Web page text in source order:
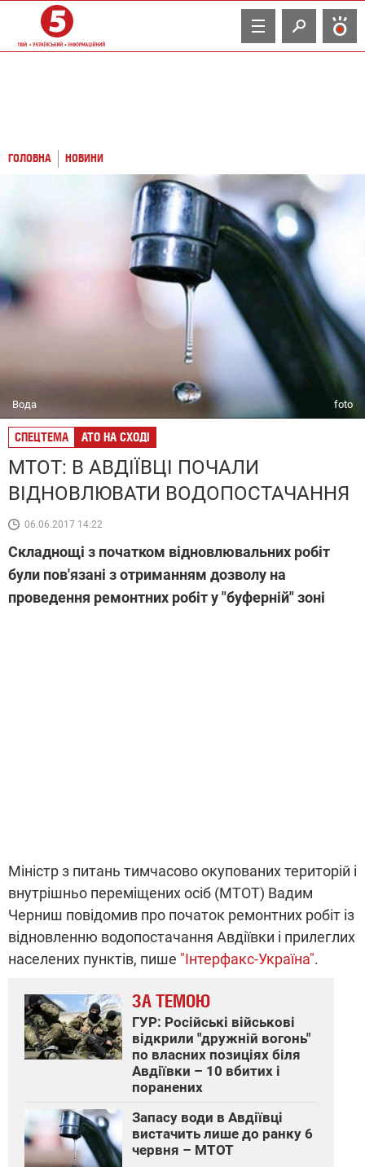
TV
ГОЛОВНА НОВИНИ
Вода foto
СПЕЦТЕМА АТО НА СХОДІ
МТОТ: В АВДІЇВЦІ ПОЧАЛИ
ВІДНОВЛЮВАТИ ВОДОПОСТАЧАННЯ
06.06.2017 14:22
Складнощі з початком відновлювальних робіт
були пов'язані з отриманням дозволу на
проведення ремонтних робіт у "буферній" зоні
Міністр з питань тимчасово окупованих територій і
внутрішньо переміщених осіб (МТОТ) Вадим
Черниш повідомив про початок ремонтних робіт із
відновленню водопостачання Авдіївки і прилеглих
населених пунктів, пише "Інтерфакс-Україна".
ЗА ТЕМОЮ
ГУР: Російські військові
відкрили "дружній вогонь"
по власних позиціях біля
Авдіївки – 10 вбитих і
поранених
Запасу води в Авдіївці
вистачить лише до ранку 6
червня – МТОТ